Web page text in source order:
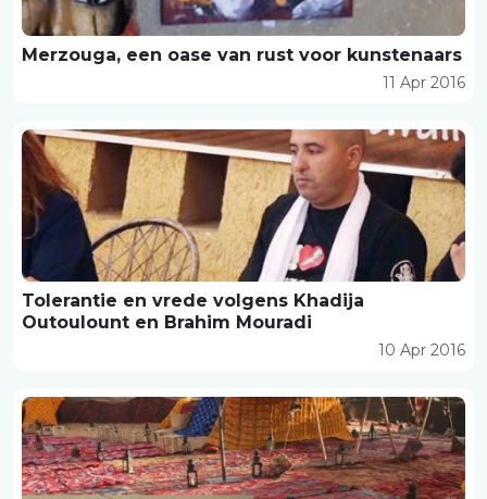
Merzouga, een oase van rust voor kunstenaars
11 Apr 2016
Tolerantie en vrede volgens Khadija
Outoulount en Brahim Mouradi
10 Apr 2016